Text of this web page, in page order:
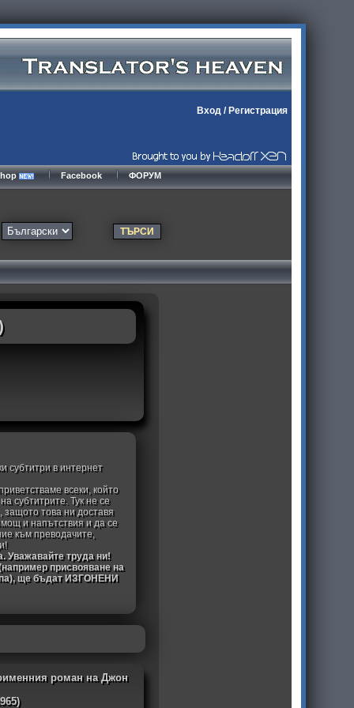
Вход/ Регистрация
Facebook ФОРУМ
субтитри в интернет
всеки, който
субтитрите. Тук не се
, защото това ни доставя
и напътствия и да се
към преводачите,
Уважавайте труда ни!
присвояване на
ще бъдат ИЗГОНЕНИ
роман на Джон